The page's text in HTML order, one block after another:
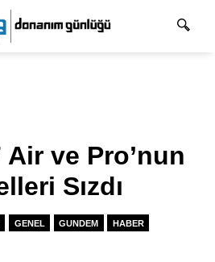
ve Pro’nun
Sızdı
GENEL GUNDEM HABER